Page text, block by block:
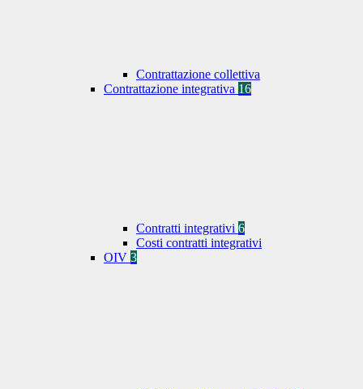
Contrattazione collettiva
Contrattazione integrativa 16
Contratti integrativi 6
Costi contratti integrativi
OIV 3